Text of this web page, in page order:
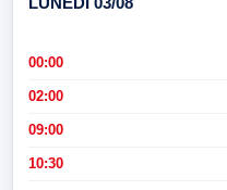
00:00
02:00
09:00
10:30